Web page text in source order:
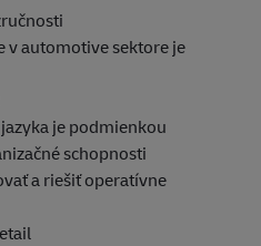
v automotive sektore je
je podmienkou
schopnosti
a riešiť operatívne